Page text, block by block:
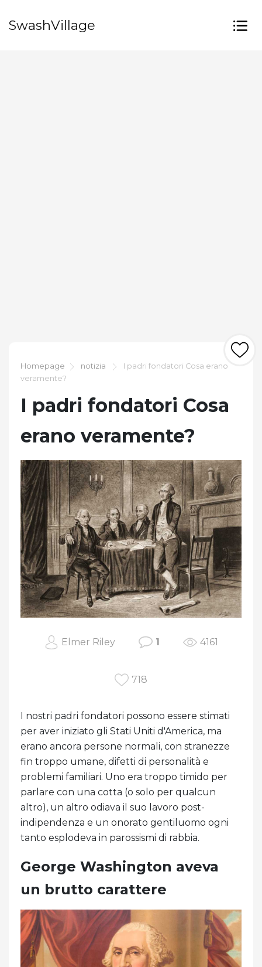
SwashVillage
Homepage notizia
I padri fondatori Cosa erano
veramente?
I padri fondatori Cosa
erano veramente?
Elmer Riley 1 4161
718
I nostri padri fondatori possono essere stimati
per aver iniziato gli Stati Uniti d'America, ma
erano ancora persone normali, con stranezze
fin troppo umane, difetti di personalità e
problemi familiari. Uno era troppo timido per
parlare con una cotta (o solo per qualcun
altro), un altro odiava il suo lavoro post-
indipendenza e un onorato gentiluomo ogni
tanto esplodeva in parossismi di rabbia.
George Washington aveva
un brutto carattere